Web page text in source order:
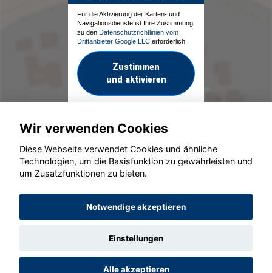
Für die Aktivierung der Karten- und
Navigationsdienste ist Ihre Zustimmung
zu den Datenschutzrichtlinien vom
Drittanbieter Google LLC erforderlich.
Zustimmen
und aktivieren
© konjunkturmotor.de GmbH 2020 - 2026
Wir verwenden Cookies
Diese Webseite verwendet Cookies und ähnliche
Technologien, um die Basisfunktion zu gewährleisten und
um Zusatzfunktionen zu bieten.
Notwendige akzeptieren
Einstellungen
Alle akzeptieren